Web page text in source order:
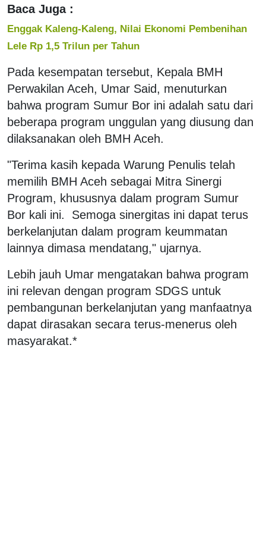
Baca Juga :
Enggak Kaleng-Kaleng, Nilai Ekonomi Pembenihan
Lele Rp 1,5 Trilun per Tahun
Pada kesempatan tersebut, Kepala BMH
Perwakilan Aceh, Umar Said, menuturkan
bahwa program Sumur Bor ini adalah satu dari
beberapa program unggulan yang diusung dan
dilaksanakan oleh BMH Aceh.
"Terima kasih kepada Warung Penulis telah
memilih BMH Aceh sebagai Mitra Sinergi
Program, khususnya dalam program Sumur
Bor kali ini. Semoga sinergitas ini dapat terus
berkelanjutan dalam program keummatan
lainnya dimasa mendatang," ujarnya.
Lebih jauh Umar mengatakan bahwa program
ini relevan dengan program SDGS untuk
pembangunan berkelanjutan yang manfaatnya
dapat dirasakan secara terus-menerus oleh
masyarakat.*